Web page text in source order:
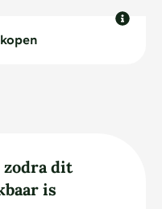
zodra dit
is